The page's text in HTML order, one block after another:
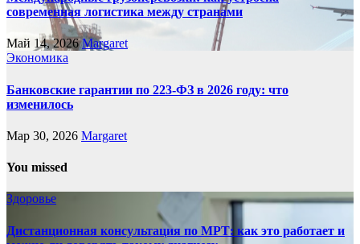
современная логистика между странами
Май 14, 2026Margaret
Экономика
Банковские гарантии по 223-ФЗ в 2026 году: что
изменилось
Мар 30, 2026 Margaret
You missed
Здоровье
Дистанционная консультация по МРТ: как это работает и